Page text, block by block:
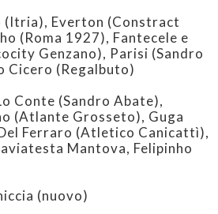
(Itria), Everton (Constract
(Roma 1927), Fantecele e
Genzano), Parisi (Sandro
Cicero (Regalbuto)
Conte (Sandro Abate),
(Atlante Grosseto), Guga
Ferraro (Atletico Canicattì),
Mantova, Felipinho
(nuovo)